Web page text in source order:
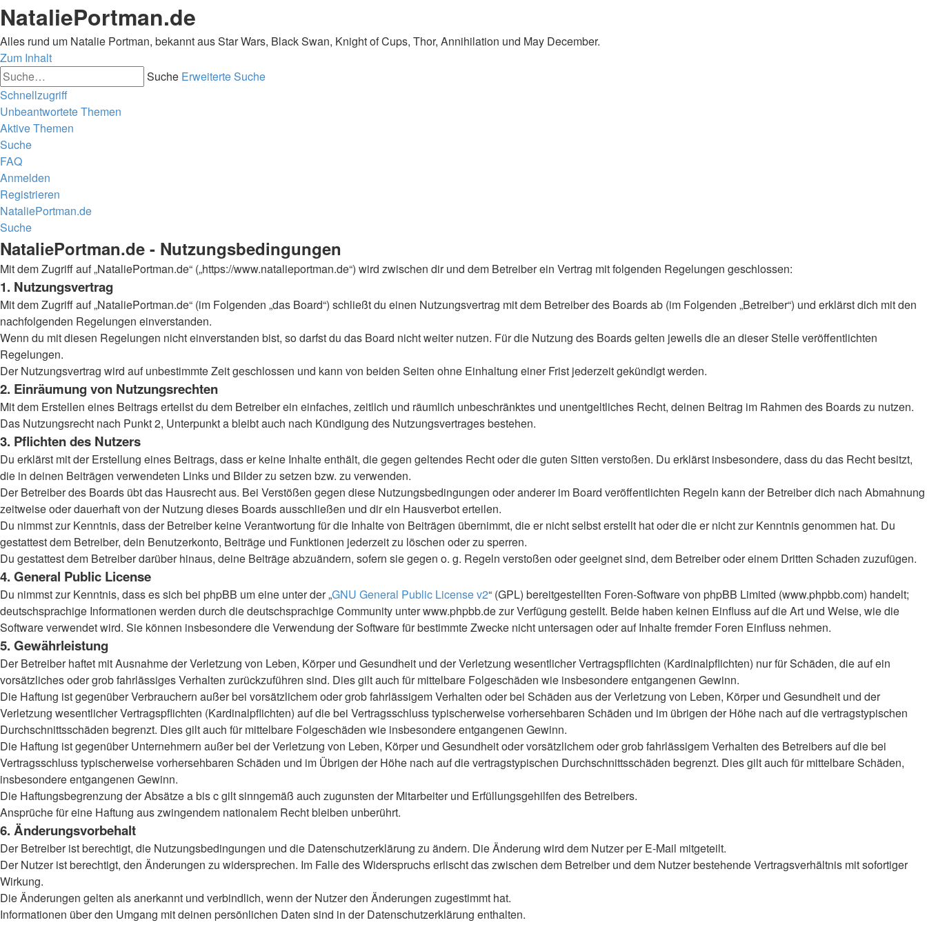
NataliePortman.de
Alles rund um Natalie Portman, bekannt aus Star Wars, Black Swan, Knight of Cups, Thor, Annihilation und May December.
Zum Inhalt
Suche Erweiterte Suche
Schnellzugriff
Unbeantwortete Themen
Aktive Themen
Suche
FAQ
Anmelden
Registrieren
NataliePortman.de
Suche
NataliePortman.de - Nutzungsbedingungen
Mit dem Zugriff auf „NataliePortman.de“ („https://www.natalieportman.de“) wird zwischen dir und dem Betreiber ein Vertrag mit folgenden Regelungen geschlossen:
1. Nutzungsvertrag
Mit dem Zugriff auf „NataliePortman.de“ (im Folgenden „das Board“) schließt du einen Nutzungsvertrag mit dem Betreiber des Boards ab (im Folgenden „Betreiber“) und erklärst dich mit den
nachfolgenden Regelungen einverstanden.
Wenn du mit diesen Regelungen nicht einverstanden bist, so darfst du das Board nicht weiter nutzen. Für die Nutzung des Boards gelten jeweils die an dieser Stelle veröffentlichten
Regelungen.
Der Nutzungsvertrag wird auf unbestimmte Zeit geschlossen und kann von beiden Seiten ohne Einhaltung einer Frist jederzeit gekündigt werden.
2. Einräumung von Nutzungsrechten
Mit dem Erstellen eines Beitrags erteilst du dem Betreiber ein einfaches, zeitlich und räumlich unbeschränktes und unentgeltliches Recht, deinen Beitrag im Rahmen des Boards zu nutzen.
Das Nutzungsrecht nach Punkt 2, Unterpunkt a bleibt auch nach Kündigung des Nutzungsvertrages bestehen.
3. Pflichten des Nutzers
Du erklärst mit der Erstellung eines Beitrags, dass er keine Inhalte enthält, die gegen geltendes Recht oder die guten Sitten verstoßen. Du erklärst insbesondere, dass du das Recht besitzt,
die in deinen Beiträgen verwendeten Links und Bilder zu setzen bzw. zu verwenden.
Der Betreiber des Boards übt das Hausrecht aus. Bei Verstößen gegen diese Nutzungsbedingungen oder anderer im Board veröffentlichten Regeln kann der Betreiber dich nach Abmahnung
zeitweise oder dauerhaft von der Nutzung dieses Boards ausschließen und dir ein Hausverbot erteilen.
Du nimmst zur Kenntnis, dass der Betreiber keine Verantwortung für die Inhalte von Beiträgen übernimmt, die er nicht selbst erstellt hat oder die er nicht zur Kenntnis genommen hat. Du
gestattest dem Betreiber, dein Benutzerkonto, Beiträge und Funktionen jederzeit zu löschen oder zu sperren.
Du gestattest dem Betreiber darüber hinaus, deine Beiträge abzuändern, sofern sie gegen o. g. Regeln verstoßen oder geeignet sind, dem Betreiber oder einem Dritten Schaden zuzufügen.
4. General Public License
Du nimmst zur Kenntnis, dass es sich bei phpBB um eine unter der „GNU General Public License v2“ (GPL) bereitgestellten Foren-Software von phpBB Limited (www.phpbb.com) handelt;
deutschsprachige Informationen werden durch die deutschsprachige Community unter www.phpbb.de zur Verfügung gestellt. Beide haben keinen Einfluss auf die Art und Weise, wie die
Software verwendet wird. Sie können insbesondere die Verwendung der Software für bestimmte Zwecke nicht untersagen oder auf Inhalte fremder Foren Einfluss nehmen.
5. Gewährleistung
Der Betreiber haftet mit Ausnahme der Verletzung von Leben, Körper und Gesundheit und der Verletzung wesentlicher Vertragspflichten (Kardinalpflichten) nur für Schäden, die auf ein
vorsätzliches oder grob fahrlässiges Verhalten zurückzuführen sind. Dies gilt auch für mittelbare Folgeschäden wie insbesondere entgangenen Gewinn.
Die Haftung ist gegenüber Verbrauchern außer bei vorsätzlichem oder grob fahrlässigem Verhalten oder bei Schäden aus der Verletzung von Leben, Körper und Gesundheit und der
Verletzung wesentlicher Vertragspflichten (Kardinalpflichten) auf die bei Vertragsschluss typischerweise vorhersehbaren Schäden und im übrigen der Höhe nach auf die vertragstypischen
Durchschnittsschäden begrenzt. Dies gilt auch für mittelbare Folgeschäden wie insbesondere entgangenen Gewinn.
Die Haftung ist gegenüber Unternehmern außer bei der Verletzung von Leben, Körper und Gesundheit oder vorsätzlichem oder grob fahrlässigem Verhalten des Betreibers auf die bei
Vertragsschluss typischerweise vorhersehbaren Schäden und im Übrigen der Höhe nach auf die vertragstypischen Durchschnittsschäden begrenzt. Dies gilt auch für mittelbare Schäden,
insbesondere entgangenen Gewinn.
Die Haftungsbegrenzung der Absätze a bis c gilt sinngemäß auch zugunsten der Mitarbeiter und Erfüllungsgehilfen des Betreibers.
Ansprüche für eine Haftung aus zwingendem nationalem Recht bleiben unberührt.
6. Änderungsvorbehalt
Der Betreiber ist berechtigt, die Nutzungsbedingungen und die Datenschutzerklärung zu ändern. Die Änderung wird dem Nutzer per E-Mail mitgeteilt.
Der Nutzer ist berechtigt, den Änderungen zu widersprechen. Im Falle des Widerspruchs erlischt das zwischen dem Betreiber und dem Nutzer bestehende Vertragsverhältnis mit sofortiger
Wirkung.
Die Änderungen gelten als anerkannt und verbindlich, wenn der Nutzer den Änderungen zugestimmt hat.
Informationen über den Umgang mit deinen persönlichen Daten sind in der Datenschutzerklärung enthalten.